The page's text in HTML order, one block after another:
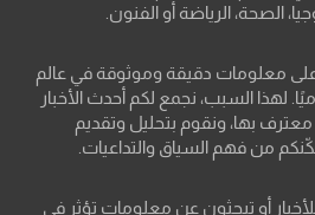
الصحة، الرياضة أو الفنون.
معلومات دقيقة وموثوقة في عالم
لهذا السبب، نجمع لكم أحدث الأخبار
بها، ونقوم بتحليل وتقديم
من فهم السياق والتداعيات.
أو تبحثون عن معلومات تؤثر في